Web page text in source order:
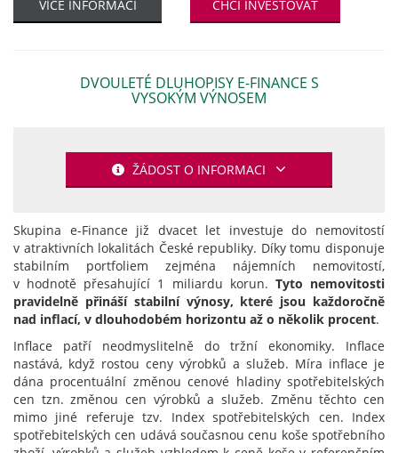
VÍCE INFORMACÍ CHCI INVESTOVAT
DVOULETÉ DLUHOPISY E-FINANCE S
VYSOKÝM VÝNOSEM
ŽÁDOST O INFORMACI
Skupina e-Finance již dvacet let investuje do nemovitostí
v atraktivních lokalitách České republiky. Díky tomu disponuje
stabilním portfoliem zejména nájemních nemovitostí,
v hodnotě přesahující 1 miliardu korun. Tyto nemovitosti
pravidelně přináší stabilní výnosy, které jsou každoročně
nad inflací, v dlouhodobém horizontu až o několik procent.
Inflace patří neodmyslitelně do tržní ekonomiky. Inflace
nastává, když rostou ceny výrobků a služeb. Míra inflace je
dána procentuální změnou cenové hladiny spotřebitelských
cen tzn. změnou cen výrobků a služeb. Změnu těchto cen
mimo jiné referuje tzv. Index spotřebitelských cen. Index
spotřebitelských cen udává současnou cenu koše spotřebního